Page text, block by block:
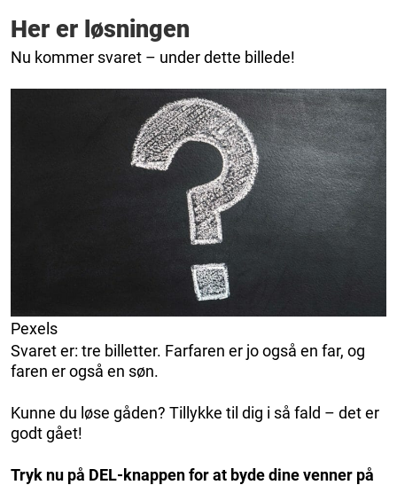
Her er løsningen
Nu kommer svaret – under dette billede!
Pexels
Svaret er: tre billetter. Farfaren er jo også en far, og
faren er også en søn.
Kunne du løse gåden? Tillykke til dig i så fald – det er
godt gået!
Tryk nu på DEL-knappen for at byde dine venner på